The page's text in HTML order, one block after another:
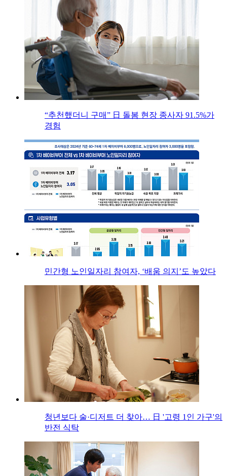
“추천했더니 구매” 日 돌봄 현장 종사자 91.5%가
경험
민간형 노인일자리 참여자, ‘배움 의지’도 높았다
청년보다 술·디저트 더 찾아… 日 '고령 1인 가구'의
반전 식탁